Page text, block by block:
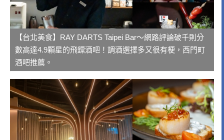
【台北美食】RAY DARTS Taipei Bar～網路評論破千則分
數高達4.9顆星的飛鏢酒吧！調酒選擇多又很有梗，西門町
酒吧推薦。